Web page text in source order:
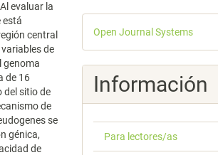
evaluar la
está
central
de
genoma
de 16
del sitio de
de
se
génica,
de
Desarrollado
por
Open Journal Systems
Información
Para lectores/as